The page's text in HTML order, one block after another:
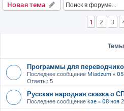
Новая тема
1 2 3
Темы
Программы для
Последнее сообщение Miadzum « 05
Ответы: 5
Русская народная сказка о
Последнее сообщение kae « 08 ноя